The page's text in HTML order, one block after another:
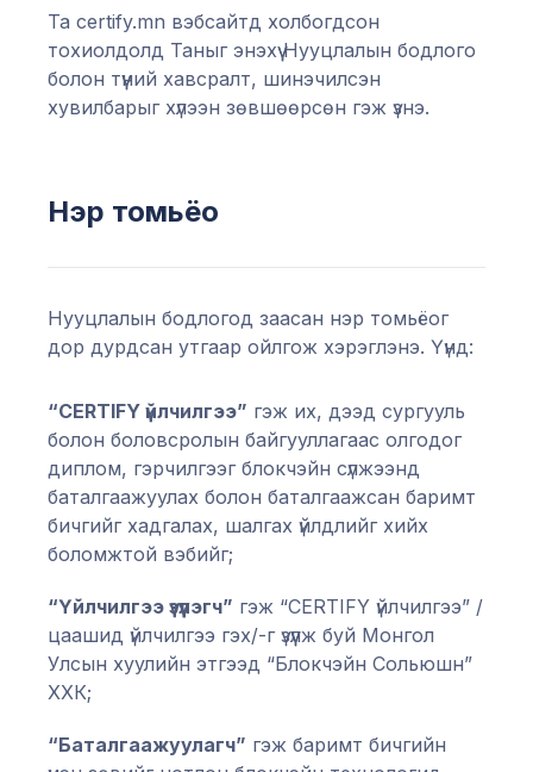
Та certify.mn вэбсайтд холбогдсон
тохиолдолд Таныг энэхүү Нууцлалын бодлого
болон түүний хавсралт, шинэчилсэн
хувилбарыг хүлээн зөвшөөрсөн гэж үзнэ.
Нэр томьёо
Нууцлалын бодлогод заасан нэр томьёог
дор дурдсан утгаар ойлгож хэрэглэнэ. Үүнд:
“CERTIFY үйлчилгээ” гэж их, дээд сургууль
болон боловсролын байгууллагаас олгодог
диплом, гэрчилгээг блокчэйн сүлжээнд
баталгаажуулах болон баталгаажсан баримт
бичгийг хадгалах, шалгах үйлдлийг хийх
боломжтой вэбийг;
“Үйлчилгээ үзүүлэгч” гэж “CERTIFY үйлчилгээ” /
цаашид үйлчилгээ гэх/-г үзүүлж буй Монгол
Улсын хуулийн этгээд “Блокчэйн Сольюшн”
ХХК;
“Баталгаажуулагч” гэж баримт бичгийн